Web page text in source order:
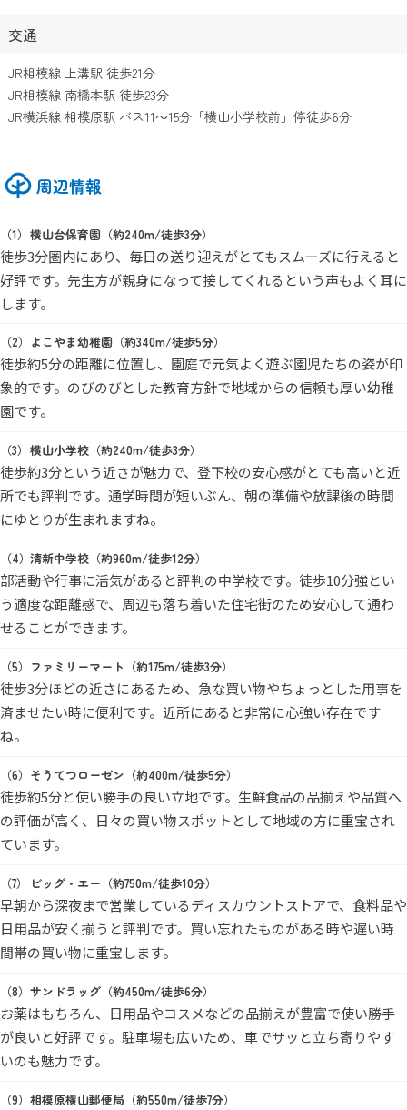
交通
JR相模線 上溝駅 徒歩21分
JR相模線 南橋本駅 徒歩23分
JR横浜線 相模原駅 バス11～15分「横山小学校前」停徒歩6分
周辺情報
横山台保育園（約240m/徒歩3分）
徒歩3分圏内にあり、毎日の送り迎えがとてもスムーズに行えると
好評です。先生方が親身になって接してくれるという声もよく耳に
します。
よこやま幼稚園（約340m/徒歩5分）
徒歩約5分の距離に位置し、園庭で元気よく遊ぶ園児たちの姿が印
象的です。のびのびとした教育方針で地域からの信頼も厚い幼稚
園です。
横山小学校（約240m/徒歩3分）
徒歩約3分という近さが魅力で、登下校の安心感がとても高いと近
所でも評判です。通学時間が短いぶん、朝の準備や放課後の時間
にゆとりが生まれますね。
清新中学校（約960m/徒歩12分）
部活動や行事に活気があると評判の中学校です。徒歩10分強とい
う適度な距離感で、周辺も落ち着いた住宅街のため安心して通わ
せることができます。
ファミリーマート（約175m/徒歩3分）
徒歩3分ほどの近さにあるため、急な買い物やちょっとした用事を
済ませたい時に便利です。近所にあると非常に心強い存在です
ね。
そうてつローゼン（約400m/徒歩5分）
徒歩約5分と使い勝手の良い立地です。生鮮食品の品揃えや品質へ
の評価が高く、日々の買い物スポットとして地域の方に重宝され
ています。
ビッグ・エー（約750m/徒歩10分）
早朝から深夜まで営業しているディスカウントストアで、食料品や
日用品が安く揃うと評判です。買い忘れたものがある時や遅い時
間帯の買い物に重宝します。
サンドラッグ（約450m/徒歩6分）
お薬はもちろん、日用品やコスメなどの品揃えが豊富で使い勝手
が良いと好評です。駐車場も広いため、車でサッと立ち寄りやす
いのも魅力です。
相模原横山郵便局（約550m/徒歩7分）